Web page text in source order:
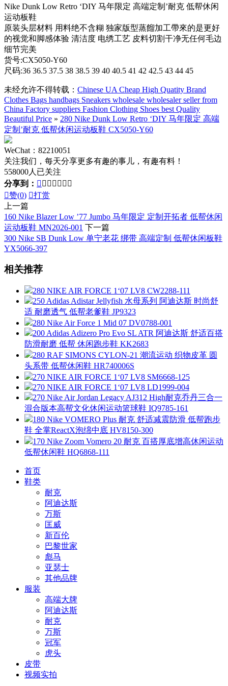
Nike Dunk Low Retro ‘DIY 马年限定 高端定制’耐克 低帮休闲
运动板鞋
原装头层材料 用料绝不含糊 独家版型蒸餾加工帶來的是更好
的视觉和脚感体验 清洁度 电绣工艺 皮料切割干净无任何毛边
细节完美
货号:CX5050-Y60
尺码:36 36.5 37.5 38 38.5 39 40 40.5 41 42 42.5 43 44 45
未经允许不得转载： Chinese UA Cheap High Quatity Brand
Clothes Bags handbags Sneakers wholesale wholesaler seller from
China Factory suppliers Fashion Clothing Shoes best Quality
Beautiful Price » 280 Nike Dunk Low Retro ‘DIY 马年限定 高端
定制’耐克 低帮休闲运动板鞋 CX5050-Y60
WeChat：82210051
关注我们，每天分享更多有趣的事儿，有趣有料！
558000人已关注
分享到：       
赞(0) 打赏
上一篇
160 Nike Blazer Low ’77 Jumbo 马年限定 定制开拓者 低帮休闲
运动板鞋 MN2026-001 下一篇
300 Nike SB Dunk Low 单宁老花 绑带 高端定制 低帮休闲板鞋
YX5066-397
相关推荐
280 NIKE AIR FORCE 1‘07 LV8 CW2288-111
250 Adidas Adistar Jellyfish 水母系列 阿迪达斯 时尚舒
适 耐磨透气 低帮老爹鞋 JP9323
280 Nike Air Force 1 Mid 07 DV0788-001
200 Adidas Adizero Pro Evo SL ATR 阿迪达斯 舒适百搭
防滑耐磨 低帮 休闲跑步鞋 KK2683
280 RAF SIMONS CYLON-21 潮流运动 织物皮革 圆
头系带 低帮休闲鞋 HR740006S
270 NIKE AIR FORCE 1‘07 LV8 SM6668-125
270 NIKE AIR FORCE 1‘07 LV8 LD1999-004
270 Nike Air Jordan Legacy AJ312 High耐克乔丹三合一
混合版本高帮文化休闲运动篮球鞋 IQ9785-161
180 Nike VOMERO Plus 耐克 舒适减震防滑 低帮跑步
鞋 全掌ReactX泡绵中底 HV8150-300
170 Nike Zoom Vomero 20 耐克 百搭厚底增高休闲运动
低帮休闲鞋 HQ6868-111
首页
鞋类
耐克
阿迪达斯
万斯
匡威
新百伦
巴黎世家
彪马
亚瑟士
其他品牌
服装
高端大牌
阿迪达斯
耐克
万斯
冠军
虎头
皮带
视频实拍